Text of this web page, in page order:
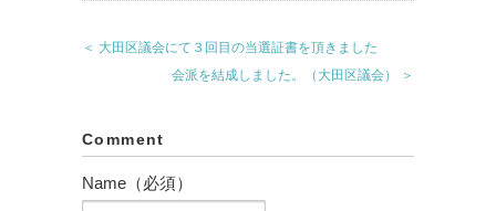
＜ 大田区議会にて３回目の当選証書を頂きました
会派を結成しました。（大田区議会） ＞
Comment
Name（必須）